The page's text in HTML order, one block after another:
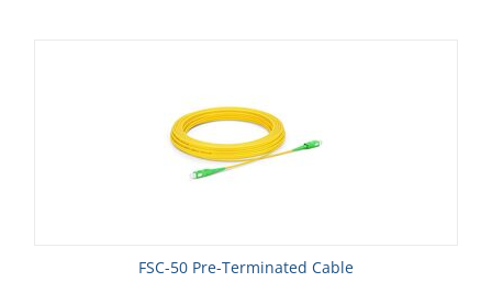
FSC-50 Pre-Terminated Cable